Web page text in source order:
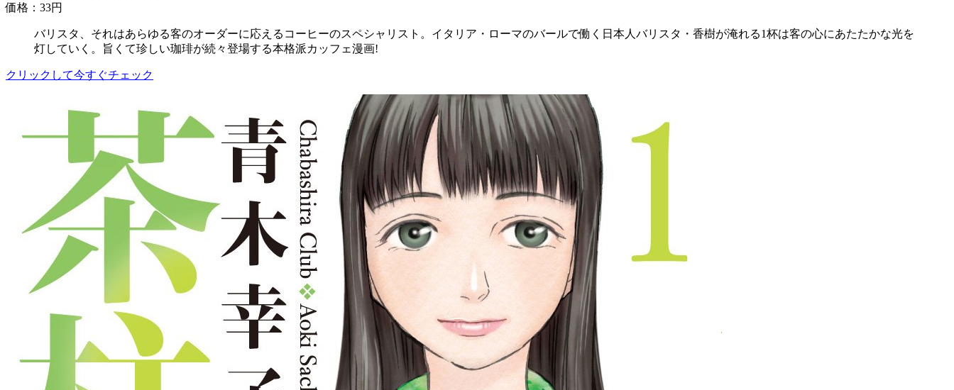
価格：33円
バリスタ、それはあらゆる客のオーダーに応えるコーヒーのスペシャリスト。イタリア・ローマのバールで働く日本人バリスタ・香樹が淹れる1杯は客の心にあたたかな光を
灯していく。旨くて珍しい珈琲が続々登場する本格派カッフェ漫画!
クリックして今すぐチェック